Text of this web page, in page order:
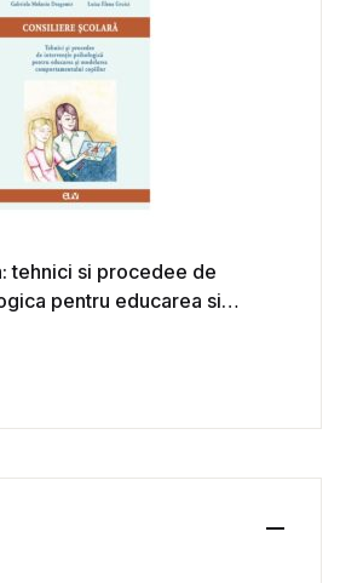
tehnici si procedee de
pentru educarea si
copiilor – Gabriela